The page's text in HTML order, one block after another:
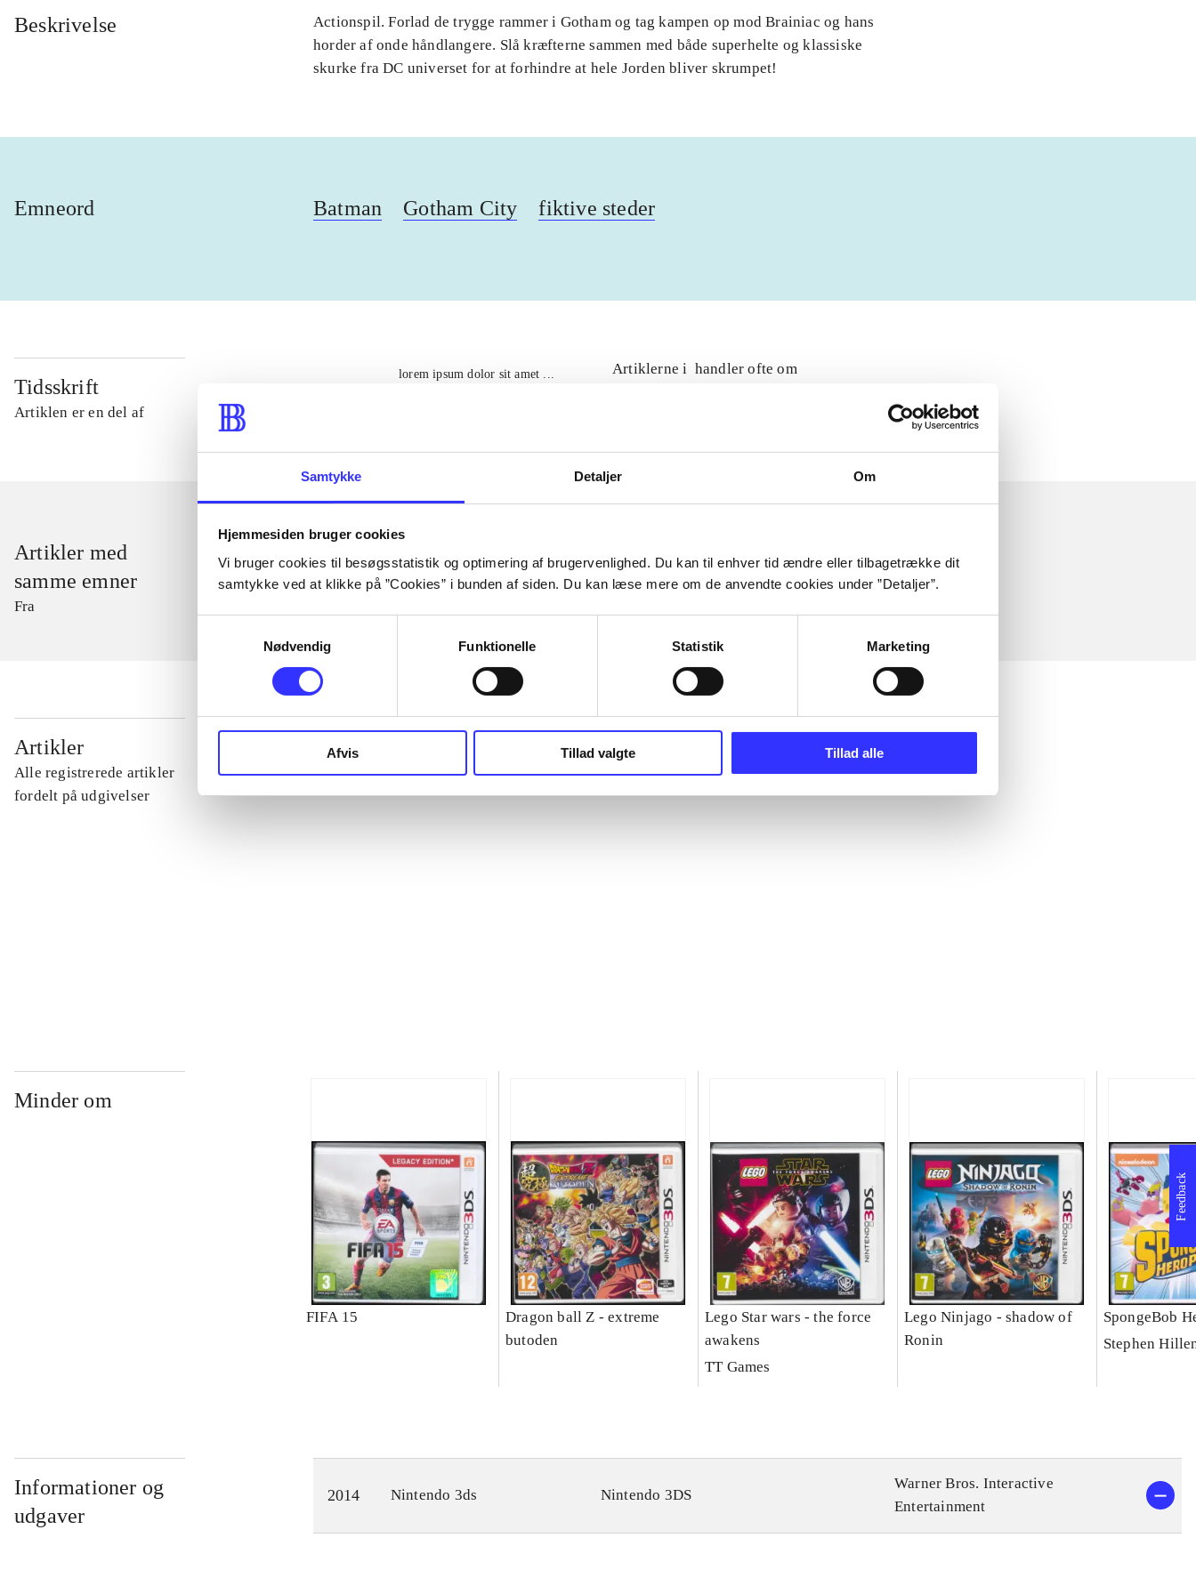
Samtykke Detaljer Om
Hjemmesiden bruger cookies
Vi bruger cookies til besøgsstatistik og optimering af brugervenlighed. Du kan til enhver tid ændre eller tilbagetrække dit
samtykke ved at klikke på ”Cookies” i bunden af siden. Du kan læse mere om de anvendte cookies under ”Detaljer”.
Nødvendig
Funktionelle Statistik Marketing
Afvis Tillad valgte Tillad alle
Beskrivelse
Actionspil. Forlad de trygge rammer i Gotham og tag kampen op mod Brainiac og hans
horder af onde håndlangere. Slå kræfterne sammen med både superhelte og klassiske
skurke fra DC universet for at forhindre at hele Jorden bliver skrumpet!
Emneord Batman Gotham City fiktive steder
Tidsskrift
Artiklen er en del af
lorem ipsum dolor sit amet ...
Artiklerne i handler ofte om
Artikler med
samme emner
Fra
Artikler
Alle registrerede artikler
fordelt på udgivelser
...
...
Minder om
FIFA 15
Dragon ball Z - extreme
butoden
Lego Star wars - the force
awakens
TT Games
Lego Ninjago - shadow of
Ronin
SpongeBob
Stephen
Informationer og
udgaver
2014 Nintendo 3ds Nintendo 3DS
Warner Bros. Interactive
Entertainment
Feedback